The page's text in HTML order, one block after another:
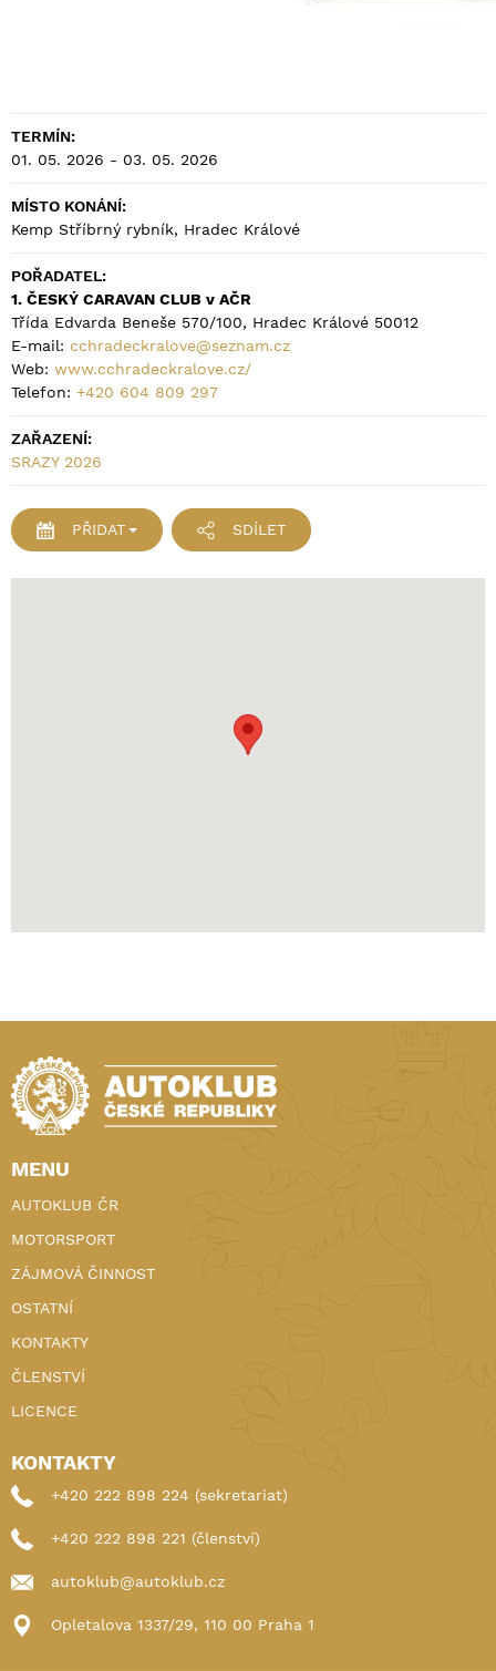
TERMÍN:
01. 05. 2026 - 03. 05. 2026
MÍSTO KONÁNÍ:
Kemp Stříbrný rybník, Hradec Králové
POŘADATEL:
1. ČESKÝ CARAVAN CLUB v AČR
Třída Edvarda Beneše 570/100, Hradec Králové 50012
E-mail: cchradeckralove@seznam.cz
Web: www.cchradeckralove.cz/
Telefon: +420 604 809 297
ZAŘAZENÍ:
SRAZY 2026
PŘIDAT SDÍLET
MENU
AUTOKLUB ČR
MOTORSPORT
ZÁJMOVÁ ČINNOST
OSTATNÍ
KONTAKTY
ČLENSTVÍ
LICENCE
KONTAKTY
+420 222 898 224 (sekretariat)
+420 222 898 221 (členství)
autoklub@autoklub.cz
Opletalova 1337/29, 110 00 Praha 1